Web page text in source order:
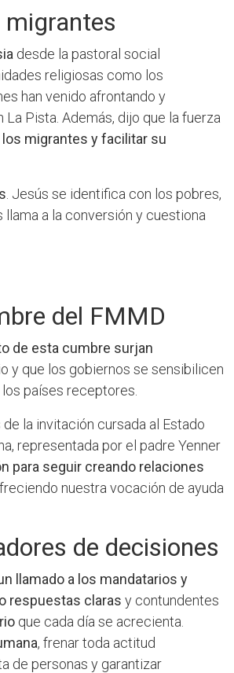
desde la pastoral social
religiosas como los
han venido afrontando y
Pista. Además, dijo que la fuerza
migrantes y facilitar su
. Jesús se identifica con los pobres,
llama a la conversión y cuestiona
del FMMD
de esta cumbre surjan
y que los gobiernos se sensibilicen
países receptores.
la invitación cursada al Estado
representada por el padre Yenner
para seguir creando relaciones
nuestra vocación de ayuda
de decisiones
llamado a los mandatarios y
respuestas claras y contundentes
que cada día se acrecienta.
, frenar toda actitud
de personas y garantizar